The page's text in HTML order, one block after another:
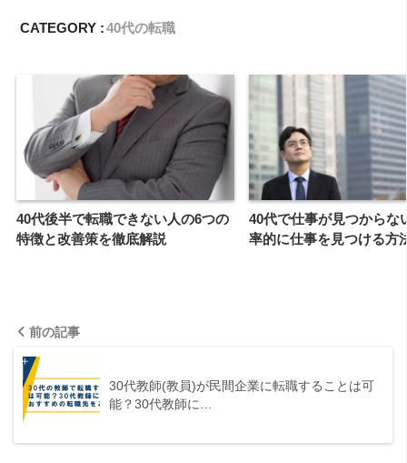
CATEGORY :40代の転職
40代後半で転職できない人の6つの
特徴と改善策を徹底解説
40代で仕事が見つからな
率的に仕事を見つける方
前の記事
30代教師(教員)が民間企業に転職することは可
能？30代教師に…